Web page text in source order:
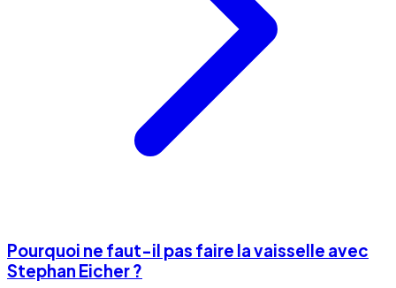
Pourquoi ne faut-il pas faire la vaisselle avec
Stephan Eicher ?